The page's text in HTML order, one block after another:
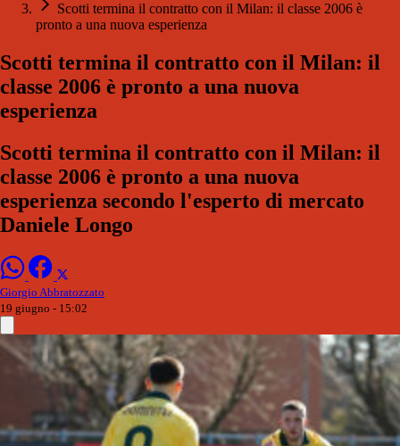
Scotti termina il contratto con il Milan: il classe 2006 è
pronto a una nuova esperienza
Scotti termina il contratto con il Milan: il
classe 2006 è pronto a una nuova
esperienza
Scotti termina il contratto con il Milan: il
classe 2006 è pronto a una nuova
esperienza secondo l'esperto di mercato
Daniele Longo
Giorgio Abbratozzato
19 giugno - 15:02